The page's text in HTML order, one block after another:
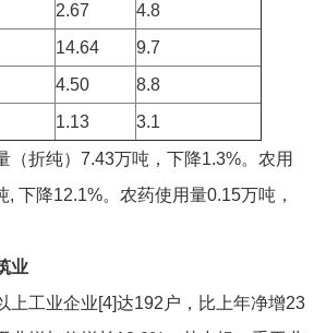
2.67
4.8
14.64
9.7
4.50
8.8
1.13
3.1
（折纯）7.43万吨，下降1.3%。农用
, 下降12.1%。农药使用量0.15万吨，
业
上工业企业[4]达192户，比上年净增23